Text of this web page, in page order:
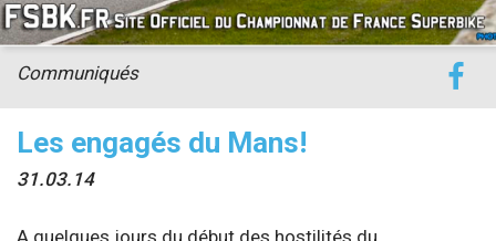
Les engagés du Mans!
31.03.14
Communiqués
A quelques jours du début des hostilités du